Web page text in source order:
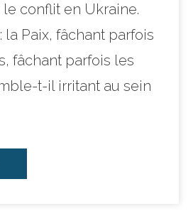
conflit en Ukraine.
la Paix, fâchant parfois
fâchant parfois les
t-il irritant au sein